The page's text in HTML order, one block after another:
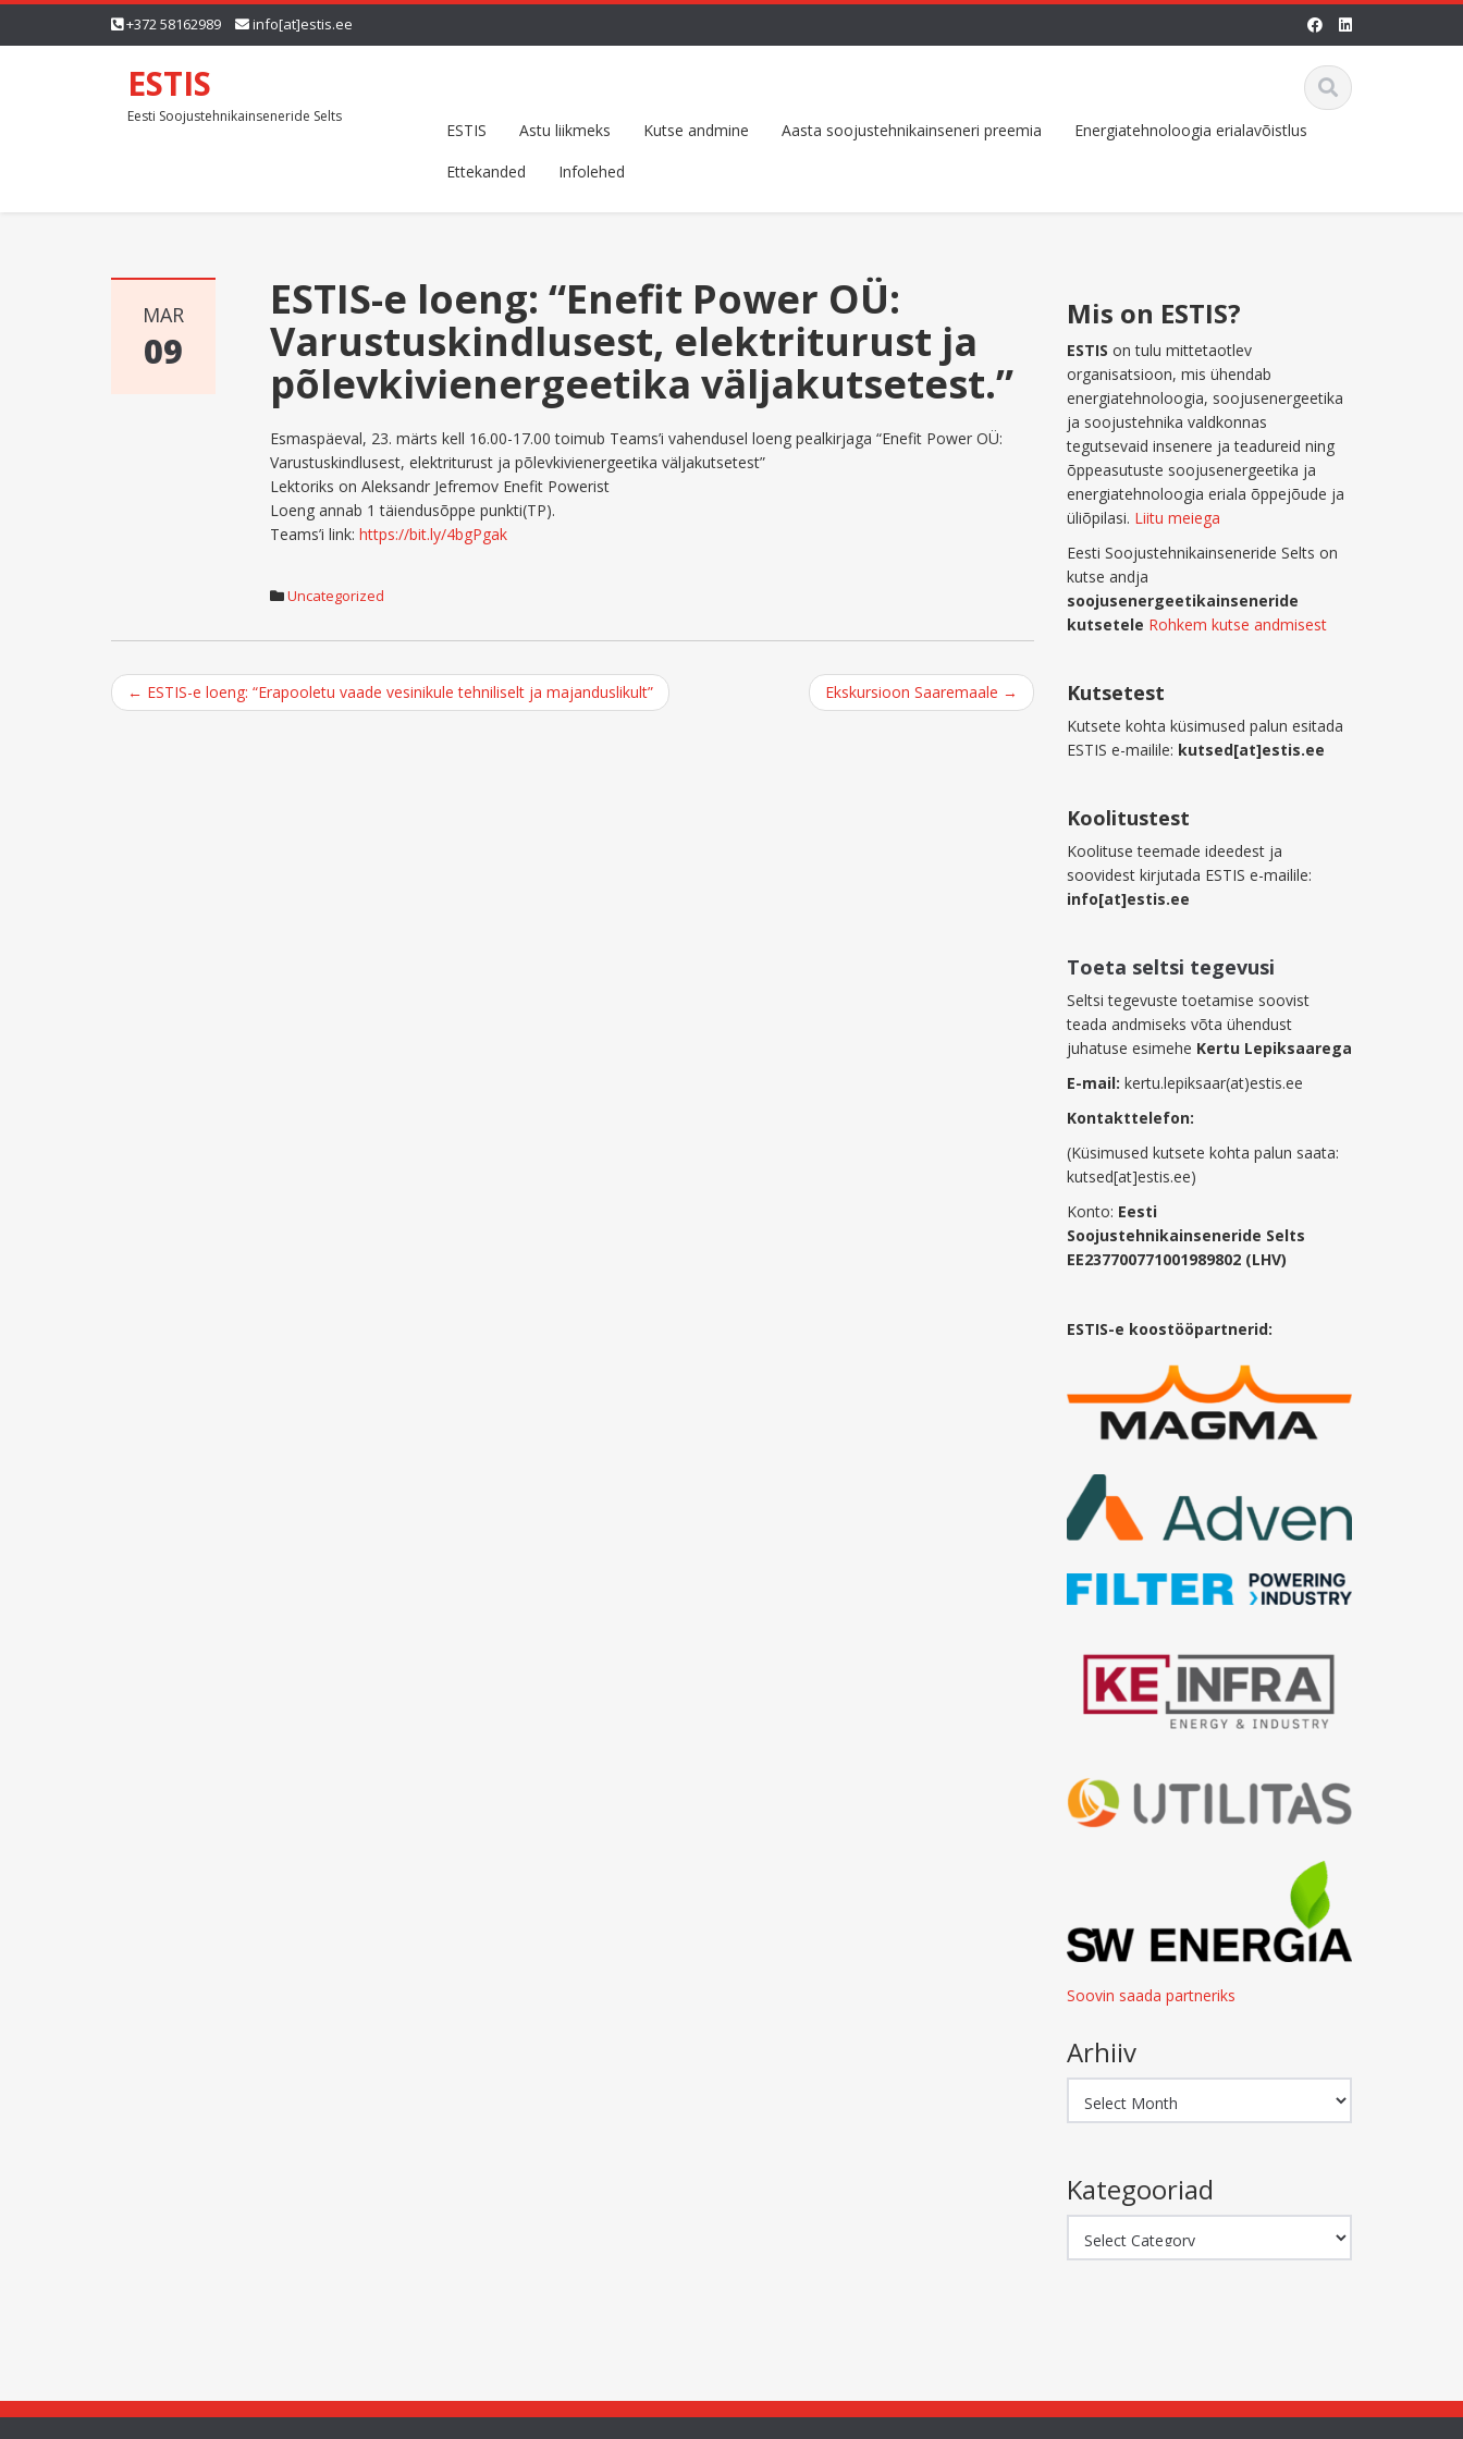
+372 58162989 info[at]estis.ee
ESTIS
Eesti Soojustehnikainseneride Selts
ESTIS Astu liikmeks Kutse andmine Aasta soojustehnikainseneri preemia
Energiatehnoloogia erialavõistlus
Ettekanded
Infolehed
MAR
09
ESTIS-e loeng: “Enefit Power OÜ:
Varustuskindlusest, elektriturust ja
põlevkivienergeetika väljakutsetest.”
Esmaspäeval, 23. märts kell 16.00-17.00 toimub Teams’i vahendusel loeng pealkirjaga “Enefit Power OÜ:
Varustuskindlusest, elektriturust ja põlevkivienergeetika väljakutsetest”
Lektoriks on Aleksandr Jefremov Enefit Powerist
Loeng annab 1 täiendusõppe punkti(TP).
Teams’i link: https://bit.ly/4bgPgak
Uncategorized
Post
← ESTIS-e loeng: “Erapooletu vaade vesinikule tehniliselt ja majanduslikult” Ekskursioon Saaremaale →
Mis on ESTIS?
ESTIS on tulu mittetaotlev
organisatsioon, mis ühendab
energiatehnoloogia, soojusenergeetika
ja soojustehnika valdkonnas
tegutsevaid insenere ja teadureid ning
õppeasutuste soojusenergeetika ja
energiatehnoloogia eriala õppejõude ja
üliõpilasi. Liitu meiega
Eesti Soojustehnikainseneride Selts on
kutse andja
soojusenergeetikainseneride
kutsetele Rohkem kutse andmisest
Kutsetest
Kutsete kohta küsimused palun esitada
ESTIS e-mailile: kutsed[at]estis.ee
Koolitustest
Koolituse teemade ideedest ja
soovidest kirjutada ESTIS e-mailile:
info[at]estis.ee
Toeta seltsi tegevusi
Seltsi tegevuste toetamise soovist
teada andmiseks võta ühendust
juhatuse esimehe Kertu Lepiksaarega
E-mail: kertu.lepiksaar(at)estis.ee
Kontakttelefon:
(Küsimused kutsete kohta palun saata:
kutsed[at]estis.ee)
Konto: Eesti
Soojustehnikainseneride Selts
EE237700771001989802 (LHV)
ESTIS-e koostööpartnerid:
Soovin saada partneriks
Arhiiv
Kategooriad